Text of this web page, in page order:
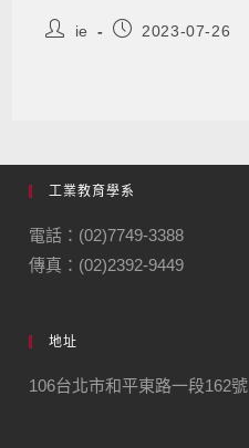
ie 2023-07-26
工業教育學系
電話：(02)7749-3388
傳真：(02)2392-9449
地址
106台北市和平東路一段162號